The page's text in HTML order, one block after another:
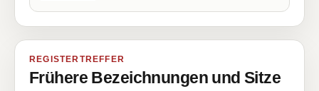
REGISTERTREFFER
Frühere Bezeichnungen und Sitze